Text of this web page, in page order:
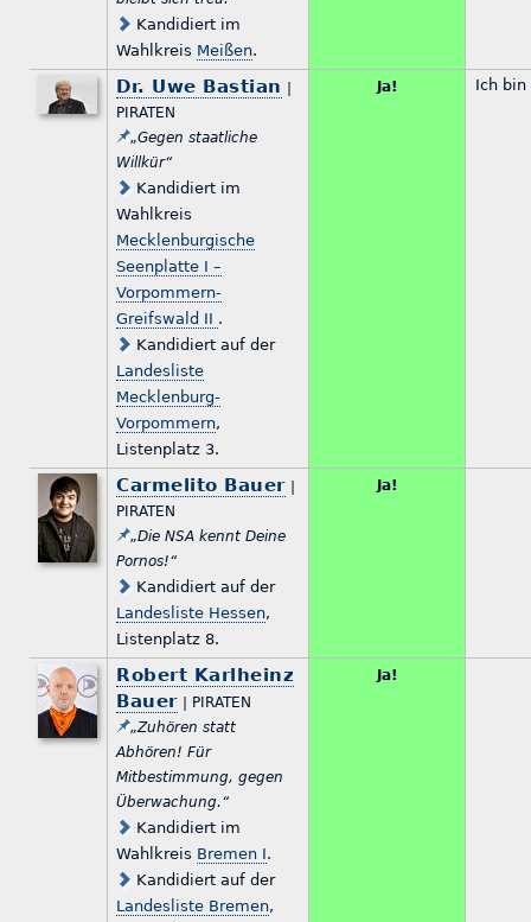
Kandidiert im
Wahlkreis Meißen.
Dr. Uwe Bastian
PIRATEN
„Gegen staatliche
Willkür“
Kandidiert im
Wahlkreis
Mecklenburgische
Seenplatte I –
Vorpommern-
Greifswald II .
Kandidiert auf der
Landesliste
Mecklenburg-
Vorpommern,
Listenplatz 3.
Ja! Ich bin
Carmelito Bauer|
PIRATEN
„Die NSA kennt Deine
Pornos!“
Kandidiert auf der
Landesliste Hessen,
Listenplatz 8.
Ja!
Robert Karlheinz
Bauer| PIRATEN
„Zuhören statt
Abhören! Für
Mitbestimmung, gegen
Überwachung.“
Kandidiert im
Wahlkreis Bremen I.
Kandidiert auf der
Landesliste Bremen,
Ja!